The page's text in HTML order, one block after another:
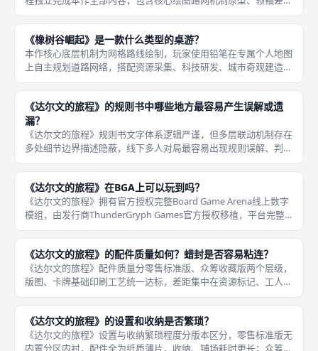
化体系、科技树、奇观建造、敌人循环攻击、民众满意度平衡数
值，同时一人负责美术线稿、PnP打印文件排版、全套规则手册撰
《橡树谷崛起》是一款什么类型的桌游？
本作核心底层机制为网格路线绘制，玩家使用铅笔在专属个人地图
上自主规划道路网络，搭配资源采集、科技研发、城市奇观建造、
怪物敌人防御、民众满意度管理五大经营子系统，区别于传统板块
放置、工人放置类德式桌游。《橡树谷崛起》核心归类为纸笔绘图
德式策略
《达尔文的旅程》的规则书中哪些地方最容易产生误解或遗
漏？
《达尔文的旅程》规则书文字体系逻辑严谨，但多层联动机制存在
多处细节边界描述隐蔽，线下多人对局最容易出现规则误解、判定
遗漏，高频出错点位集中在五大核心机制板块，也是线下教学需要
重点标注讲解的内容，统一判定标准可大幅减少对局停顿拉扯。第
一，临时
《达尔文的旅程》在BGA上可以玩到吗？
《达尔文的旅程》拥有官方授权完整Board Game Arena线上数字
模组，由发行商ThunderGryph Games官方授权移植，平台完整
复刻实体桌游本体全部核心机制，工人蜡封成长、岛屿探索、博物
馆倍率、船员卡、五轮循环规则与实体桌游
《达尔文的旅程》的配件质量如何？蜡封是否容易粘连？
《达尔文的旅程》配件质量分零售标准版、众筹收藏版两个层级，
版图、卡牌基础印刷工艺统一达标，差距集中在资源标记、工人、
蜡封等可移动操作配件，其中蜡封粘连问题仅集中出现在标准版纸
质token，收藏版塑料蜡封无此类缺陷。二、众筹收藏版豪华配件
质量
《达尔文的旅程》的设置和收纳是否繁琐？
《达尔文的旅程》设置与收纳繁琐程度分版本区分，零售标准版无
内置分区内衬，配件全为纸质薄片，收纳、铺场耗时更长；众筹收